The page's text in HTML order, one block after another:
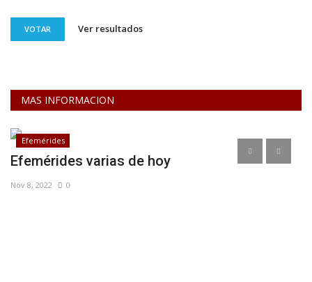
VOTAR Ver resultados
MAS INFORMACION
Efemérides
Efemérides varias de hoy
Nov 8, 2022 0